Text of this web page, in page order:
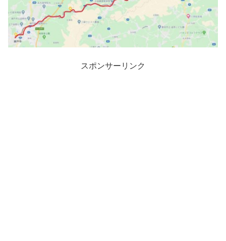
スポンサーリンク